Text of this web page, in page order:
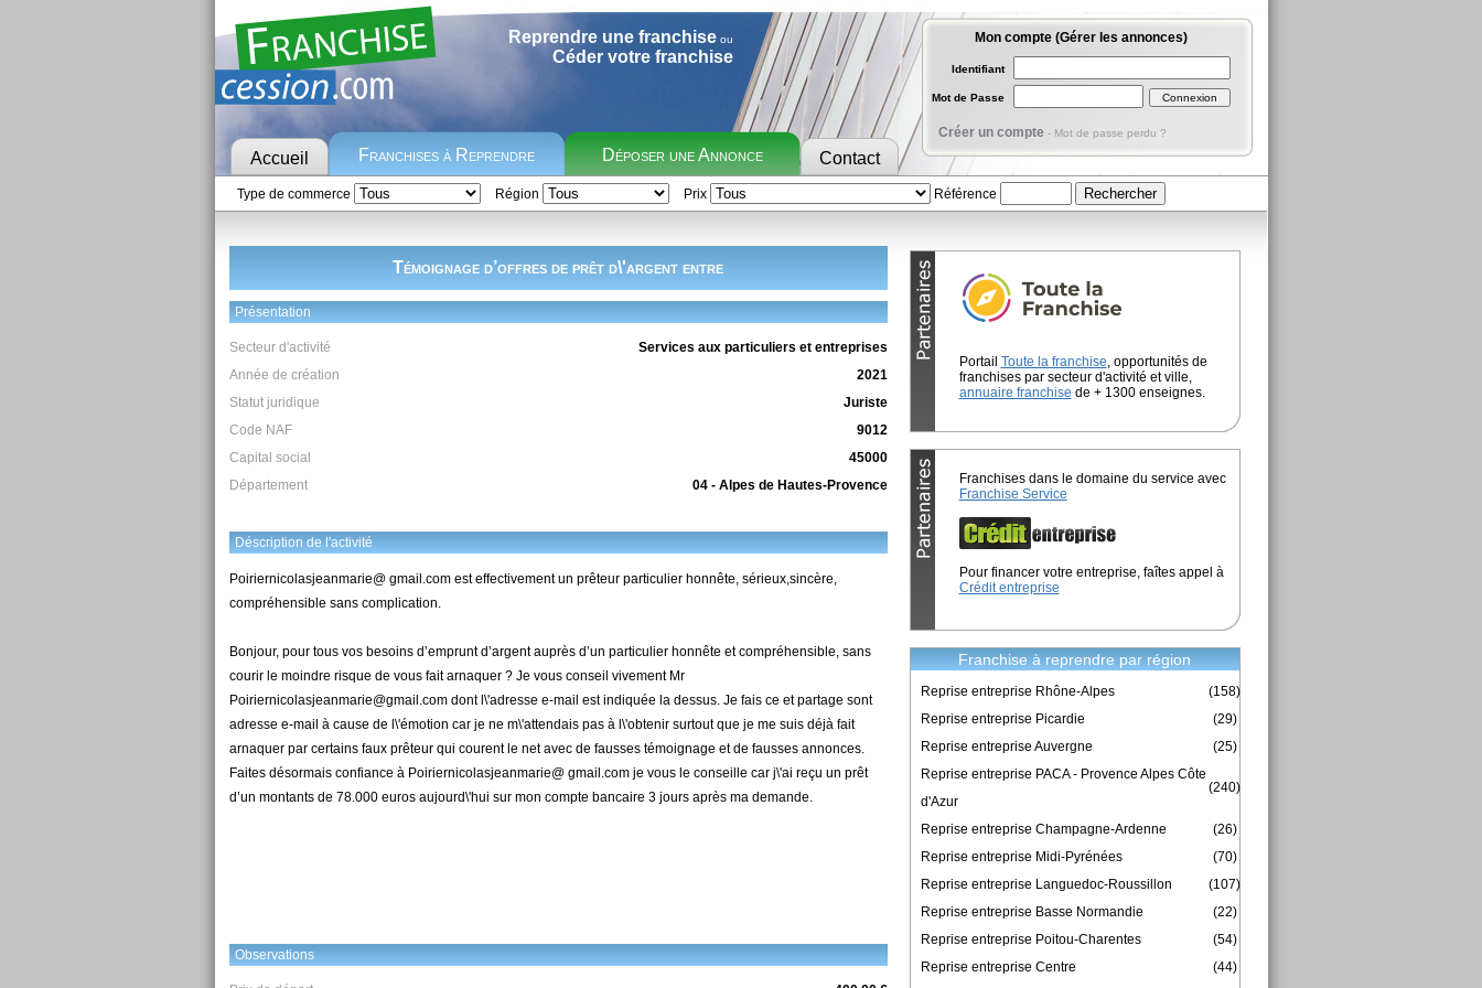
Reprendre une franchiseou
Céder votre franchise
Accueil Franchises à Reprendre Déposer une Annonce Contact
Mon compte (Gérer les annonces)
Identifiant
Mot de Passe
Créer un compte - Mot de passe perdu ?
Type de commerce Région Prix Référence
Témoignage d’offres de prêt d\'argent entre
Présentation
Secteur d'activité
Services aux particuliers et entreprises
Année de création
2021
Statut juridique
Juriste
Code NAF
9012
Capital social
45000
Département
04 - Alpes de Hautes-Provence
Déscription de l'activité
Poiriernicolasjeanmarie@ gmail.com est effectivement un prêteur particulier honnête, sérieux,sincère,
compréhensible sans complication.
Bonjour, pour tous vos besoins d’emprunt d’argent auprès d’un particulier honnête et compréhensible, sans
courir le moindre risque de vous fait arnaquer ? Je vous conseil vivement Mr
Poiriernicolasjeanmarie@gmail.com dont l\'adresse e-mail est indiquée la dessus. Je fais ce et partage sont
adresse e-mail à cause de l\'émotion car je ne m\'attendais pas à l\'obtenir surtout que je me suis déjà fait
arnaquer par certains faux prêteur qui courent le net avec de fausses témoignage et de fausses annonces.
Faites désormais confiance à Poiriernicolasjeanmarie@ gmail.com je vous le conseille car j\'ai reçu un prêt
d’un montants de 78.000 euros aujourd\'hui sur mon compte bancaire 3 jours après ma demande.
Observations
Portail Toute la franchise, opportunités de
franchises par secteur d'activité et ville,
annuaire franchise de + 1300 enseignes.
Franchises dans le domaine du service avec
Franchise Service
Pour financer votre entreprise, faîtes appel à
Crédit entreprise
Franchise à reprendre par région
Reprise entreprise Rhône-Alpes
(158)
Reprise entreprise Picardie
(29)
Reprise entreprise Auvergne
(25)
Reprise entreprise PACA - Provence Alpes Côte
d'Azur
(240)
Reprise entreprise Champagne-Ardenne
(26)
Reprise entreprise Midi-Pyrénées
(70)
Reprise entreprise Languedoc-Roussillon
(107)
Reprise entreprise Basse Normandie
(22)
Reprise entreprise Poitou-Charentes
(54)
Reprise entreprise Centre
(44)